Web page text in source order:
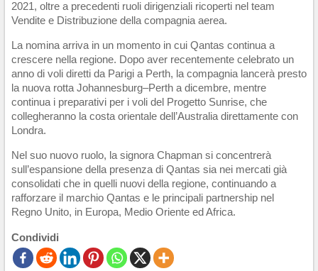
2021, oltre a precedenti ruoli dirigenziali ricoperti nel team
Vendite e Distribuzione della compagnia aerea.
La nomina arriva in un momento in cui Qantas continua a
crescere nella regione. Dopo aver recentemente celebrato un
anno di voli diretti da Parigi a Perth, la compagnia lancerà presto
la nuova rotta Johannesburg–Perth a dicembre, mentre
continua i preparativi per i voli del Progetto Sunrise, che
collegheranno la costa orientale dell’Australia direttamente con
Londra.
Nel suo nuovo ruolo, la signora Chapman si concentrerà
sull’espansione della presenza di Qantas sia nei mercati già
consolidati che in quelli nuovi della regione, continuando a
rafforzare il marchio Qantas e le principali partnership nel
Regno Unito, in Europa, Medio Oriente ed Africa.
Condividi